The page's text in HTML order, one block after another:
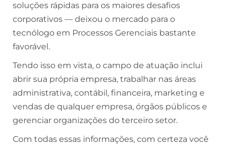
soluções rápidas para os maiores desafios
corporativos — deixou o mercado para o
tecnólogo em Processos Gerenciais bastante
favorável.
Tendo isso em vista, o campo de atuação inclui
abrir sua própria empresa, trabalhar nas áreas
administrativa, contábil, financeira, marketing e
vendas de qualquer empresa, órgãos públicos e
gerenciar organizações do terceiro setor.
Com todas essas informações, com certeza você